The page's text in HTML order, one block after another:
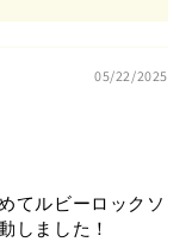
05/22/2025
てルビーロックソ
しました！